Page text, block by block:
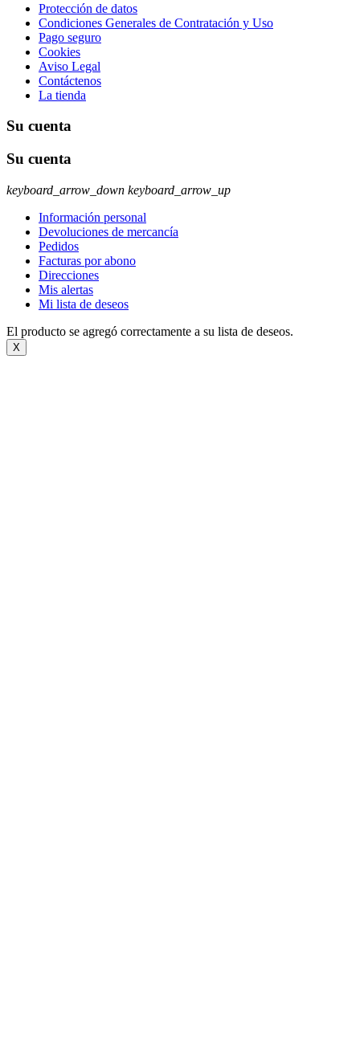
Protección de datos
Condiciones Generales de Contratación y Uso
Pago seguro
Cookies
Aviso Legal
Contáctenos
La tienda
Su cuenta
Su cuenta
keyboard_arrow_down keyboard_arrow_up
Información personal
Devoluciones de mercancía
Pedidos
Facturas por abono
Direcciones
Mis alertas
Mi lista de deseos
El producto se agregó correctamente a su lista de deseos.
X